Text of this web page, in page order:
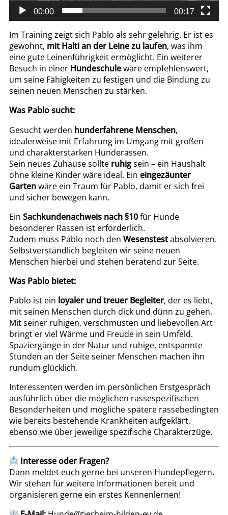
00:00 00:17
Im Training zeigt sich Pablo als sehr gelehrig. Er ist es
gewohnt, mit Halti an der Leine zu laufen, was ihm
eine gute Leinenführigkeit ermöglicht. Ein weiterer
Besuch in einer Hundeschulewäre empfehlenswert,
um seine Fähigkeiten zu festigen und die Bindung zu
seinen neuen Menschen zu stärken.
Was Pablo sucht:
Gesucht werden hunderfahrene Menschen,
idealerweise mit Erfahrung im Umgang mit großen
und charakterstarken Hunderassen.
Sein neues Zuhause sollte ruhigsein – ein Haushalt
ohne kleine Kinder wäre ideal. Ein eingezäunter
Gartenwäre ein Traum für Pablo, damit er sich frei
und sicher bewegen kann.
Ein Sachkundenachweis nach §10für Hunde
besonderer Rassen ist erforderlich.
Zudem muss Pablo noch den Wesenstestabsolvieren.
Selbstverständlich begleiten wir seine neuen
Menschen hierbei und stehen beratend zur Seite.
Was Pablo bietet:
Pablo ist ein loyaler und treuer Begleiter, der es liebt,
mit seinen Menschen durch dick und dünn zu gehen.
Mit seiner ruhigen, verschmusten und liebevollen Art
bringt er viel Wärme und Freude in sein Umfeld.
Spaziergänge in der Natur und ruhige, entspannte
Stunden an der Seite seiner Menschen machen ihn
rundum glücklich.
Interessenten werden im persönlichen Erstgespräch
ausführlich über die möglichen rassespezifischen
Besonderheiten und mögliche spätere rassebedingten
wie bereits bestehende Krankheiten aufgeklärt,
ebenso wie über jeweilige spezifische Charakterzüge.
Interesse oder Fragen?
Dann meldet euch gerne bei unseren Hundepflegern.
Wir stehen für weitere Informationen bereit und
organisieren gerne ein erstes Kennenlernen!